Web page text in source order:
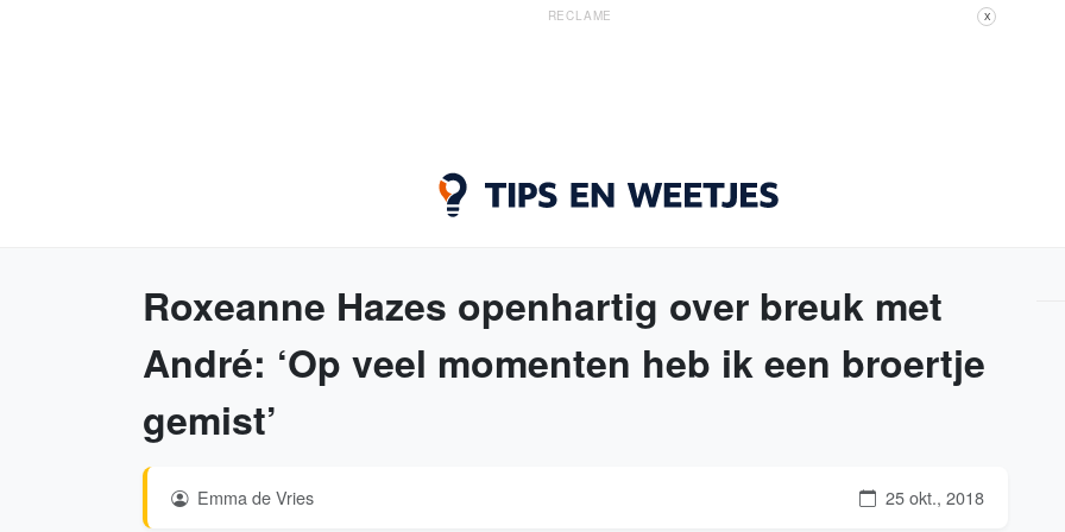
RECLAME X
Roxeanne Hazes openhartig over breuk met
André: ‘Op veel momenten heb ik een broertje
gemist’
Emma de Vries 25 okt., 2018